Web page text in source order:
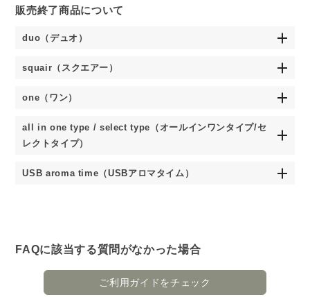
販売終了商品について
duo（デュオ）
squair（スクエアー）
one（ワン）
all in one type / select type（オールインワンタイプ/セ
レクトタイプ）
USB aroma time（USBアロマタイム）
FAQに該当する質問がなかった場合
ご利用ガイドをチェック